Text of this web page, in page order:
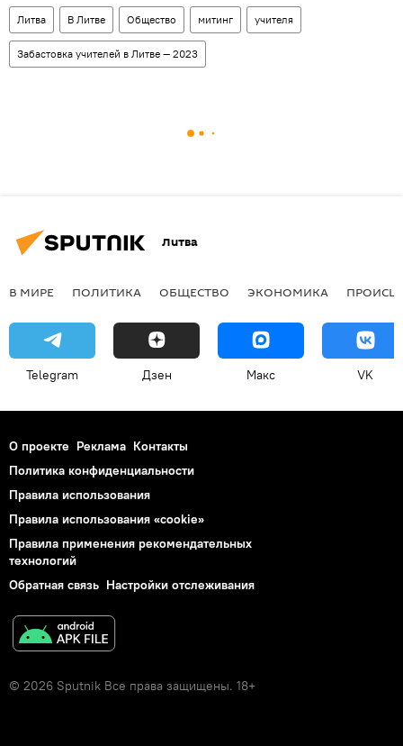
Литва В Литве Общество митинг учителя
Забастовка учителей в Литве — 2023
Литва
В МИРЕ ПОЛИТИКА ОБЩЕСТВО ЭКОНОМИКА
Telegram Дзен Макс VK
О проекте Реклама Контакты
Политика конфиденциальности
Правила использования
Правила использования «cookie»
Правила применения рекомендательных
технологий
Обратная связь Настройки отслеживания
© 2026 Sputnik Все права защищены. 18+